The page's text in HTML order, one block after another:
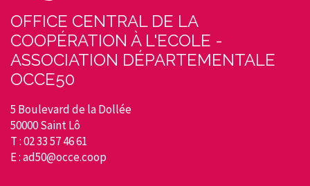
OFFICE CENTRAL DE LA
COOPÉRATION À L'ECOLE -
ASSOCIATION DÉPARTEMENTALE
OCCE50
5 Boulevard de la Dollée
50000 Saint Lô
T : 02 33 57 46 61
E : ad50@occe.coop